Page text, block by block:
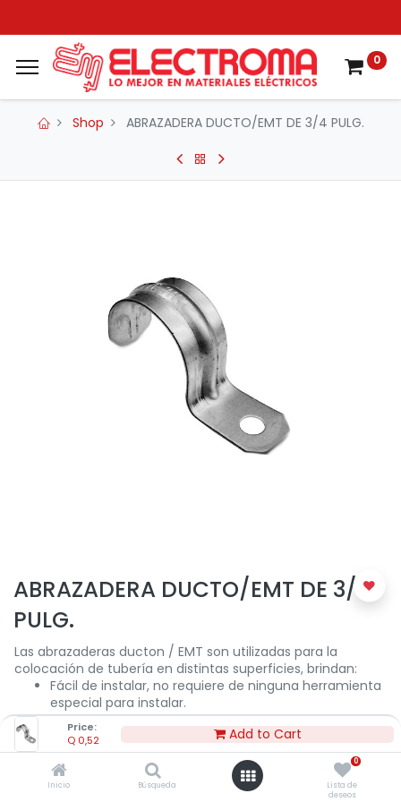
Price:
Q 0,52 Add to Cart
Inicio Búsqueda
0
Lista de
deseos
0
Shop ABRAZADERA DUCTO/EMT DE 3/4 PULG.
ABRAZADERA DUCTO/EMT DE 3/4
PULG.
Las abrazaderas ducton / EMT son utilizadas para la
colocación de tubería en distintas superficies, brindan:
Fácil de instalar, no requiere de ninguna herramienta
especial para instalar.
Acero resistente de color gris.
Material de larga duración.
0,52